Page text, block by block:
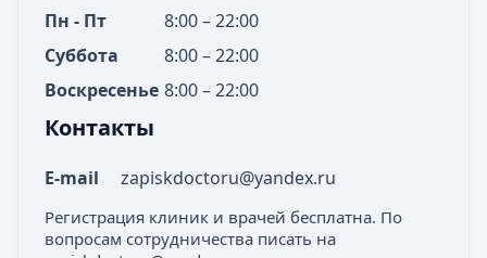
Пн - Пт
8:00 – 22:00
Суббота
8:00 – 22:00
Воскресенье 8:00 – 22:00
Контакты
E-mail zapiskdoctoru@yandex.ru
Регистрация клиник и врачей бесплатна. По
вопросам сотрудничества писать на